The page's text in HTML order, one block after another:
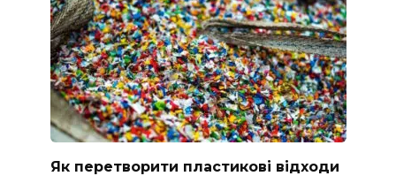
Як перетворити пластикові відходи